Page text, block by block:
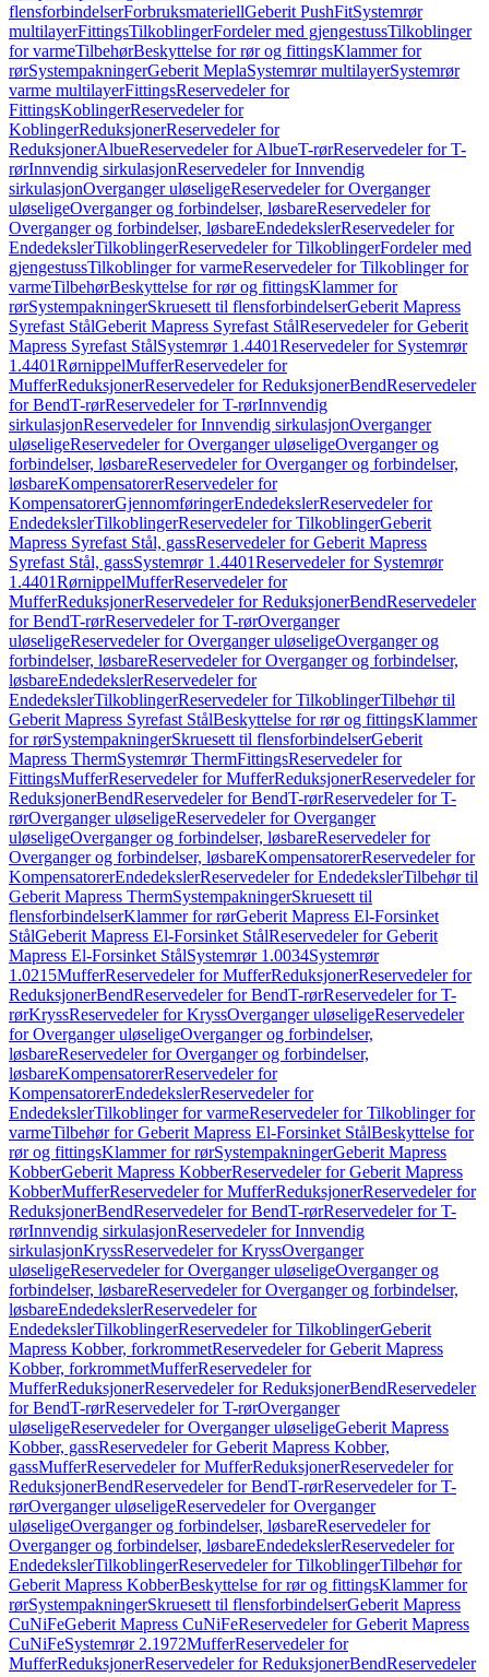
flensforbindelserForbruksmateriellGeberit PushFitSystemrør
multilayerFittingsTilkoblingerFordeler med gjengestussTilkoblinger
for varmeTilbehørBeskyttelse for rør og fittingsKlammer for
rørSystempakningerGeberit MeplaSystemrør multilayerSystemrør
varme multilayerFittingsReservedeler for
FittingsKoblingerReservedeler for
KoblingerReduksjonerReservedeler for
ReduksjonerAlbueReservedeler for AlbueT-rørReservedeler for T-
rørInnvendig sirkulasjonReservedeler for Innvendig
sirkulasjonOverganger uløseligeReservedeler for Overganger
uløseligeOverganger og forbindelser, løsbareReservedeler for
Overganger og forbindelser, løsbareEndedekslerReservedeler for
EndedekslerTilkoblingerReservedeler for TilkoblingerFordeler med
gjengestussTilkoblinger for varmeReservedeler for Tilkoblinger for
varmeTilbehørBeskyttelse for rør og fittingsKlammer for
rørSystempakningerSkruesett til flensforbindelserGeberit Mapress
Syrefast StålGeberit Mapress Syrefast StålReservedeler for Geberit
Mapress Syrefast StålSystemrør 1.4401Reservedeler for Systemrør
1.4401RørnippelMufferReservedeler for
MufferReduksjonerReservedeler for ReduksjonerBendReservedeler
for BendT-rørReservedeler for T-rørInnvendig
sirkulasjonReservedeler for Innvendig sirkulasjonOverganger
uløseligeReservedeler for Overganger uløseligeOverganger og
forbindelser, løsbareReservedeler for Overganger og forbindelser,
løsbareKompensatorerReservedeler for
KompensatorerGjennomføringerEndedekslerReservedeler for
EndedekslerTilkoblingerReservedeler for TilkoblingerGeberit
Mapress Syrefast Stål, gassReservedeler for Geberit Mapress
Syrefast Stål, gassSystemrør 1.4401Reservedeler for Systemrør
1.4401RørnippelMufferReservedeler for
MufferReduksjonerReservedeler for ReduksjonerBendReservedeler
for BendT-rørReservedeler for T-rørOverganger
uløseligeReservedeler for Overganger uløseligeOverganger og
forbindelser, løsbareReservedeler for Overganger og forbindelser,
løsbareEndedekslerReservedeler for
EndedekslerTilkoblingerReservedeler for TilkoblingerTilbehør til
Geberit Mapress Syrefast StålBeskyttelse for rør og fittingsKlammer
for rørSystempakningerSkruesett til flensforbindelserGeberit
Mapress ThermSystemrør ThermFittingsReservedeler for
FittingsMufferReservedeler for MufferReduksjonerReservedeler for
ReduksjonerBendReservedeler for BendT-rørReservedeler for T-
rørOverganger uløseligeReservedeler for Overganger
uløseligeOverganger og forbindelser, løsbareReservedeler for
Overganger og forbindelser, løsbareKompensatorerReservedeler for
KompensatorerEndedekslerReservedeler for EndedekslerTilbehør til
Geberit Mapress ThermSystempakningerSkruesett til
flensforbindelserKlammer for rørGeberit Mapress El-Forsinket
StålGeberit Mapress El-Forsinket StålReservedeler for Geberit
Mapress El-Forsinket StålSystemrør 1.0034Systemrør
1.0215MufferReservedeler for MufferReduksjonerReservedeler for
ReduksjonerBendReservedeler for BendT-rørReservedeler for T-
rørKryssReservedeler for KryssOverganger uløseligeReservedeler
for Overganger uløseligeOverganger og forbindelser,
løsbareReservedeler for Overganger og forbindelser,
løsbareKompensatorerReservedeler for
KompensatorerEndedekslerReservedeler for
EndedekslerTilkoblinger for varmeReservedeler for Tilkoblinger for
varmeTilbehør for Geberit Mapress El-Forsinket StålBeskyttelse for
rør og fittingsKlammer for rørSystempakningerGeberit Mapress
KobberGeberit Mapress KobberReservedeler for Geberit Mapress
KobberMufferReservedeler for MufferReduksjonerReservedeler for
ReduksjonerBendReservedeler for BendT-rørReservedeler for T-
rørInnvendig sirkulasjonReservedeler for Innvendig
sirkulasjonKryssReservedeler for KryssOverganger
uløseligeReservedeler for Overganger uløseligeOverganger og
forbindelser, løsbareReservedeler for Overganger og forbindelser,
løsbareEndedekslerReservedeler for
EndedekslerTilkoblingerReservedeler for TilkoblingerGeberit
Mapress Kobber, forkrommetReservedeler for Geberit Mapress
Kobber, forkrommetMufferReservedeler for
MufferReduksjonerReservedeler for ReduksjonerBendReservedeler
for BendT-rørReservedeler for T-rørOverganger
uløseligeReservedeler for Overganger uløseligeGeberit Mapress
Kobber, gassReservedeler for Geberit Mapress Kobber,
gassMufferReservedeler for MufferReduksjonerReservedeler for
ReduksjonerBendReservedeler for BendT-rørReservedeler for T-
rørOverganger uløseligeReservedeler for Overganger
uløseligeOverganger og forbindelser, løsbareReservedeler for
Overganger og forbindelser, løsbareEndedekslerReservedeler for
EndedekslerTilkoblingerReservedeler for TilkoblingerTilbehør for
Geberit Mapress KobberBeskyttelse for rør og fittingsKlammer for
rørSystempakningerSkruesett til flensforbindelserGeberit Mapress
CuNiFeGeberit Mapress CuNiFeReservedeler for Geberit Mapress
CuNiFeSystemrør 2.1972MufferReservedeler for
MufferReduksjonerReservedeler for ReduksjonerBendReservedeler